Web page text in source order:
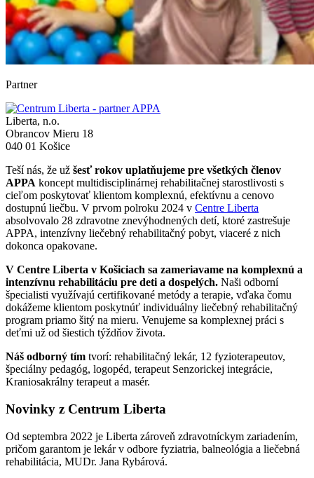
Partner
Liberta, n.o.
Obrancov Mieru 18
040 01 Košice
Teší nás, že už šesť rokov uplatňujeme pre všetkých členov
APPA koncept multidisciplinárnej rehabilitačnej starostlivosti s
cieľom poskytovať klientom komplexnú, efektívnu a cenovo
dostupnú liečbu. V prvom polroku 2024 v Centre Liberta
absolvovalo 28 zdravotne znevýhodnených detí, ktoré zastrešuje
APPA, intenzívny liečebný rehabilitačný pobyt, viaceré z nich
dokonca opakovane.
V Centre Liberta v Košiciach sa zameriavame na komplexnú a
intenzívnu rehabilitáciu pre deti a dospelých. Naši odborní
špecialisti využívajú certifikované metódy a terapie, vďaka čomu
dokážeme klientom poskytnúť individuálny liečebný rehabilitačný
program priamo šitý na mieru. Venujeme sa komplexnej práci s
deťmi už od šiestich týždňov života.
Náš odborný tím tvorí: rehabilitačný lekár, 12 fyzioterapeutov,
špeciálny pedagóg, logopéd, terapeut Senzorickej integrácie,
Kraniosakrálny terapeut a masér.
Novinky z Centrum Liberta
Od septembra 2022 je Liberta zároveň zdravotníckym zariadením,
pričom garantom je lekár v odbore fyziatria, balneológia a liečebná
rehabilitácia, MUDr. Jana Rybárová.